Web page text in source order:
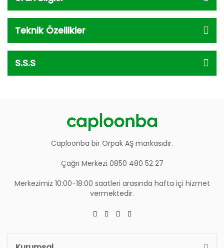
Teknik Özellikler
S.S.S
Caploonba bir Orpak AŞ markasıdır.
Çağrı Merkezi 0850 480 52 27
Merkezimiz 10:00-18:00 saatleri arasında hafta içi hizmet
vermektedir.